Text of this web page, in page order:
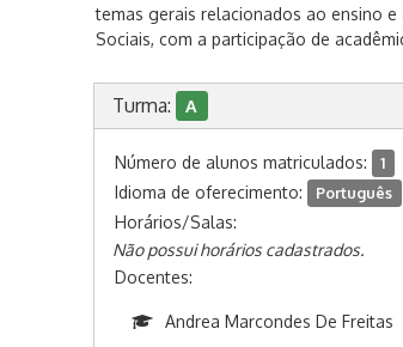
temas gerais relacionados ao ensino e
Sociais, com a participação de
Turma: A
Número de alunos matriculados: 1
Idioma de oferecimento: Português
Horários/Salas:
Não possui horários cadastrados.
Docentes:
Andrea Marcondes De Freitas